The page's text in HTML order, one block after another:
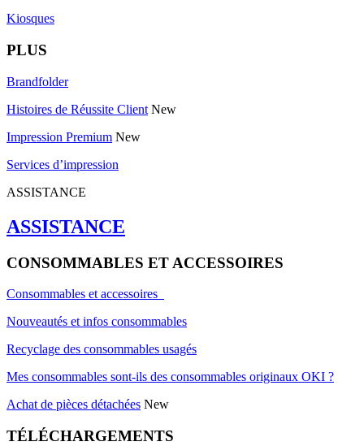
Kiosques
PLUS
Brandfolder
Histoires de Réussite Client New
Impression Premium New
Services d’impression
ASSISTANCE
ASSISTANCE
CONSOMMABLES ET ACCESSOIRES
Consommables et accessoires
Nouveautés et infos consommables
Recyclage des consommables usagés
Mes consommables sont-ils des consommables originaux OKI ?
Achat de pièces détachées New
TÉLÉCHARGEMENTS